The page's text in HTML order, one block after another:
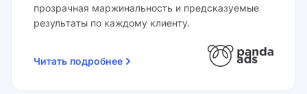
прозрачная маржинальность и предсказуемые
результаты по каждому клиенту.
Читать подробнее